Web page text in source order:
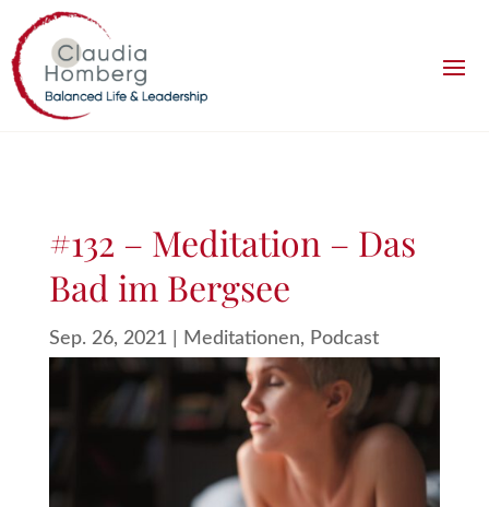
#132 – Meditation – Das
Bad im Bergsee
Sep. 26, 2021| Meditationen, Podcast